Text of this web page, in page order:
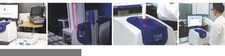
ニュース